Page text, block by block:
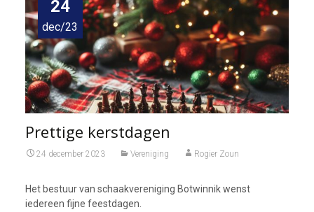
24
dec/23
Prettige kerstdagen
24 december 2023 Vereniging Rogier Zoun
Het bestuur van schaakvereniging Botwinnik wenst
iedereen fijne feestdagen.